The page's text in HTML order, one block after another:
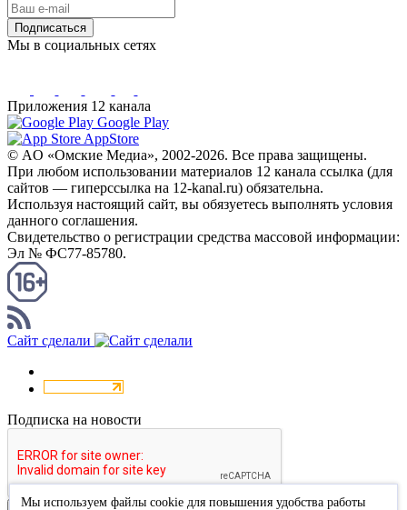
Подписаться
Мы в социальных сетях
Приложения 12 канала
Google Play
AppStore
© AO «Омские Медиа», 2002-2026. Все права защищены.
При любом использовании материалов 12 канала ссылка (для
сайтов — гиперссылка на 12-kanal.ru) обязательна.
Используя настоящий сайт, вы обязуетесь выполнять условия
данного соглашения.
Свидетельство о регистрации средства массовой информации:
Эл № ФС77-85780.
Сайт сделали
Подписка на новости
Мы используем файлы cookie для повышения удобства работы